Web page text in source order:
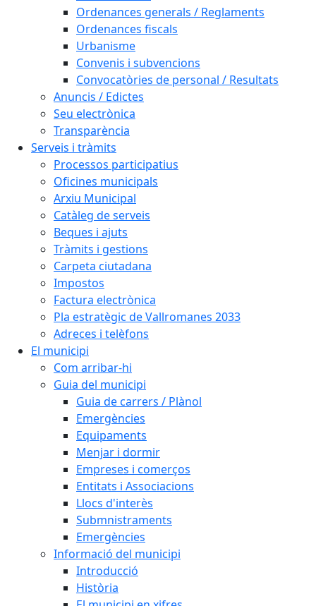
Ordenances generals / Reglaments
Ordenances fiscals
Urbanisme
Convenis i subvencions
Convocatòries de personal / Resultats
Anuncis / Edictes
Seu electrònica
Transparència
Serveis i tràmits
Processos participatius
Oficines municipals
Arxiu Municipal
Catàleg de serveis
Beques i ajuts
Tràmits i gestions
Carpeta ciutadana
Impostos
Factura electrònica
Pla estratègic de Vallromanes 2033
Adreces i telèfons
El municipi
Com arribar-hi
Guia del municipi
Guia de carrers / Plànol
Emergències
Equipaments
Menjar i dormir
Empreses i comerços
Entitats i Associacions
Llocs d'interès
Submnistraments
Emergències
Informació del municipi
Introducció
Història